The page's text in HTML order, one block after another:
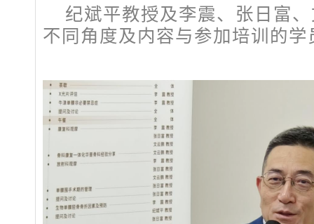
纪斌平教授及李震、张日富
不同角度及内容与参加培训的